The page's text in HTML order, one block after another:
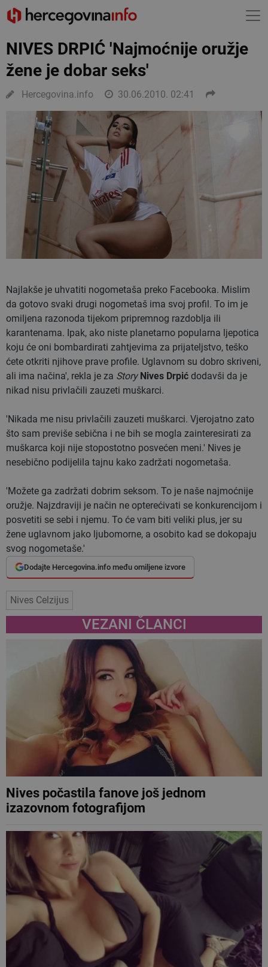
NIVES DRPIĆ 'Najmoćnije oružje
žene je dobar seks'
Hercegovina.info 30.06.2010. 02:41
Najlakše je uhvatiti nogometaša preko Facebooka. Mislim
da gotovo svaki drugi nogometaš ima svoj profil. To im je
omiljena razonoda tijekom pripremnog razdoblja ili
karantenama. Ipak, ako niste planetarno popularna ljepotica
koju će oni bombardirati zahtjevima za prijateljstvo, teško
ćete otkriti njihove prave profile. Uglavnom su dobro skriveni,
ali ima načina', rekla je za Story Nives Drpić dodavši da je
nikad nisu privlačili zauzeti muškarci.
'Nikada me nisu privlačili zauzeti muškarci. Vjerojatno zato
što sam previše sebična i ne bih se mogla zainteresirati za
muškarca koji nije stopostotno posvećen meni.' Nives je
nesebično podijelila tajnu kako zadržati nogometaša.
'Možete ga zadržati dobrim seksom. To je naše najmoćnije
oružje. Najzdraviji je način ne opterećivati se konkurencijom i
posvetiti se sebi i njemu. To će vam biti veliki plus, jer su
žene uglavnom jako ljubomorne, a osobito kad se dokopaju
svog nogometaše.'
Dodajte Hercegovina.info među omiljene izvore
Nives Celzijus
VEZANI ČLANCI
Nives počastila fanove još jednom
izazovnom fotografijom